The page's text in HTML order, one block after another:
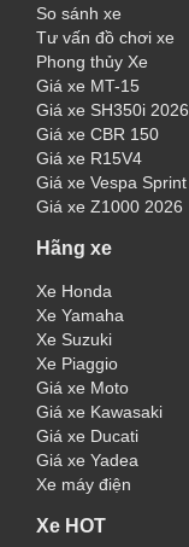
So sánh xe
Tư vấn đồ chơi xe
Phong thủy Xe
Giá xe MT-15
Giá xe SH350i 2026
Giá xe CBR 150
Giá xe R15V4
Giá xe Vespa Sprint
Giá xe Z1000 2026
Hãng xe
Xe Honda
Xe Yamaha
Xe Suzuki
Xe Piaggio
Giá xe Moto
Giá xe Kawasaki
Giá xe Ducati
Giá xe Yadea
Xe máy điện
Xe HOT